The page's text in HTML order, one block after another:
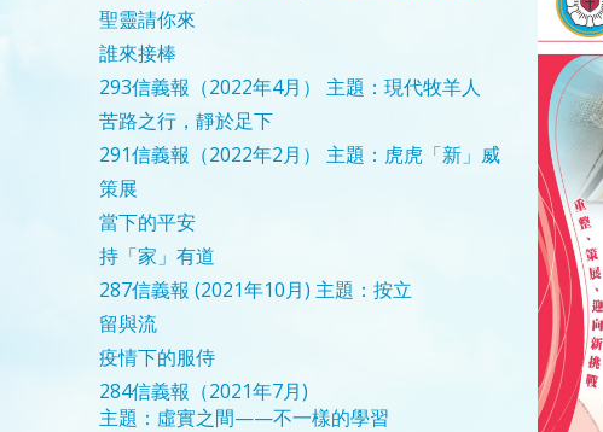
聖靈請你來
誰來接棒
293信義報（2022年4月）
主題：現代牧羊人
苦路之行，靜於足下
291信義報（2022年2月）
主題：虎虎「新」威
策展
當下的平安
持「家」有道
287信義報 (2021年10月) 主題：按立
留與流
疫情下的服侍
284信義報（2021年7月)
主題：虛實之間——不一樣的學習